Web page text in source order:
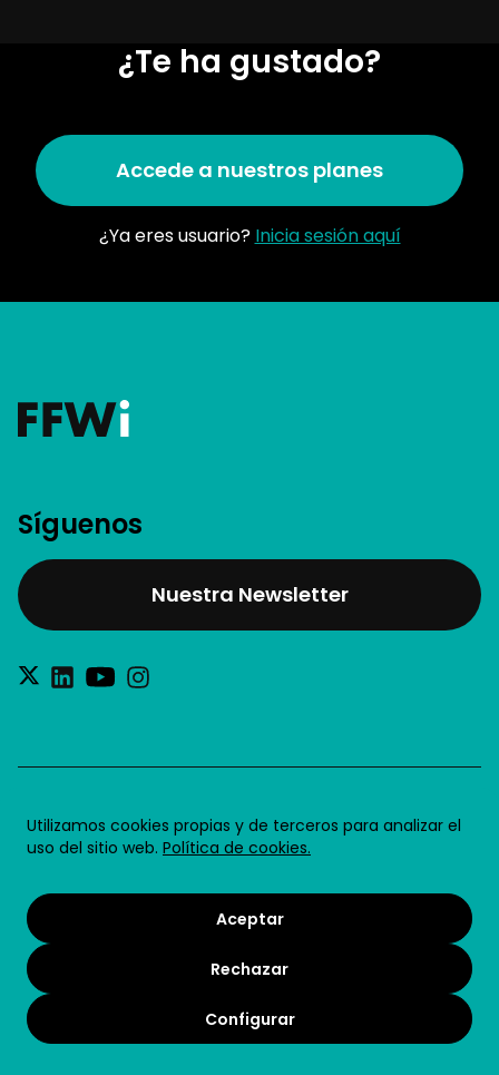
Utilizamos cookies propias y de terceros para analizar el
uso del sitio web. Política de cookies.
Aceptar
Rechazar
Configurar
¿Te ha gustado?
Accede a nuestros planes
¿Ya eres usuario? Inicia sesión aquí
Síguenos
Nuestra Newsletter
®2026 Future for Work SL
Política de privacidad
Política de cookies
Condiciones de uso
Términos y condiciones